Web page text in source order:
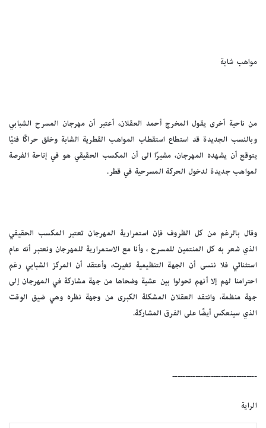
مواهب شابة
من ناحية أخرى يقول المخرج أحمد العقلان، أعتبر أن مهرجان المسرح الشبابي
وبالنسب الجديدة قد استطاع استقطاب المواهب القطرية الشابة وخلق حراكًا فنيًا
يتوقع أن يشهده المهرجان، مشيرًا الى أن المكسب الحقيقي هو في إتاحة الفرصة
لمواهب جديدة لدخول الحركة المسرحية في قطر.
وقال بالرغم من كل الظروف فإن استمرارية المهرجان تعتبر المكسب الحقيقي
الذي شعر به كل المنتمين للمسرح ، وأنا مع الاستمرارية للمهرجان ونعتبر أنه عام
استثنائي فلا ننسى أن الجهة التنظيمية تغيرت، وأعتقد أن المركز الشبابي رغم
احترامنا لهم إلا أنهم تحولوا بين عشية وضحاها من جهة مشاركة في المهرجان إلى
جهة منظمة، وانتقد العقلان المشكلة الكبرى من وجهة نظره وهي ضيق الوقت
الذي سينعكس أيضًا على الفرق المشاركة.
ـــــــــــــــــــــــــــــــــ
الراية